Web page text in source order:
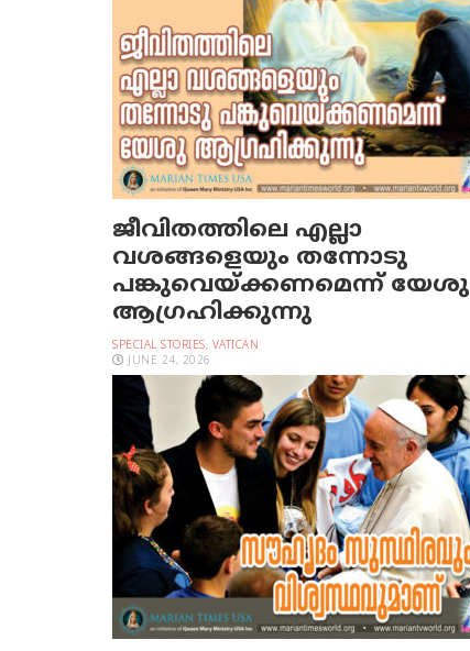
ജീവിതത്തിലെ എല്ലാ
വശങ്ങളെയും തന്നോടു
പങ്കുവെയ്ക്കണമെന്ന് യേശു
ആഗ്രഹിക്കുന്നു
SPECIAL STORIES, VATICAN
JUNE 24, 2026